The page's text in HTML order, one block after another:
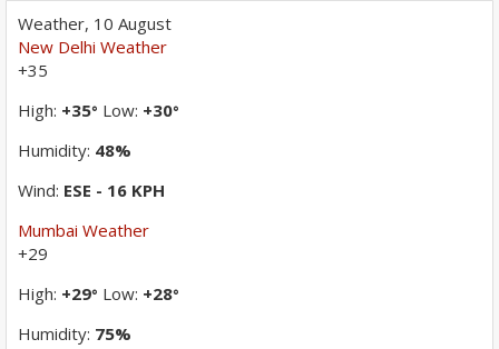
Weather, 10 August
New Delhi Weather
+35
High: +35° Low: +30°
Humidity: 48%
Wind: ESE - 16 KPH
Mumbai Weather
+29
High: +29° Low: +28°
Humidity: 75%